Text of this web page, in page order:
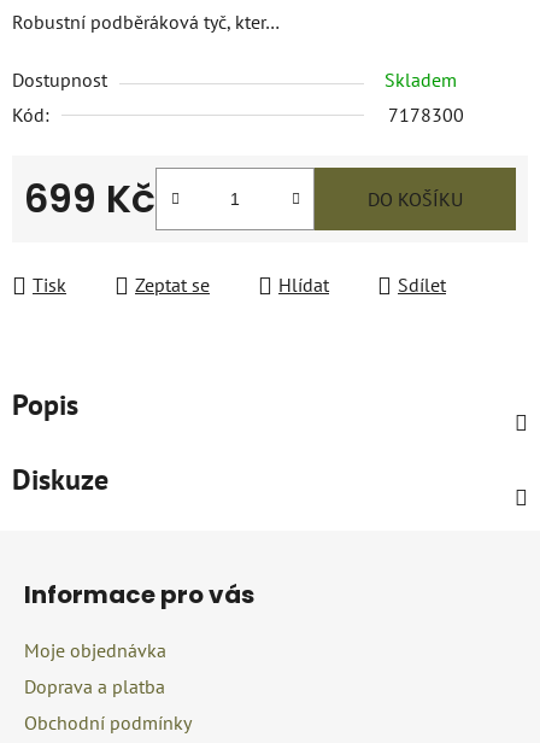
Robustní podběráková tyč, kter…
Dostupnost
Skladem
Kód:
7178300
699 Kč DO KOŠÍKU
Tisk Zeptat se Hlídat Sdílet
Popis
Diskuze
Informace pro vás
Moje objednávka
Doprava a platba
Obchodní podmínky